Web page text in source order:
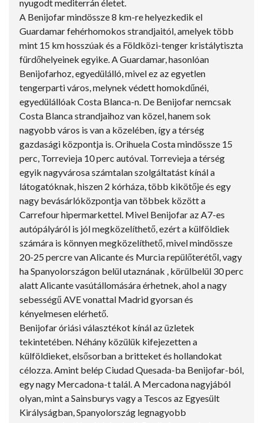
nyugodt mediterrán életet.
A Benijofar mindössze 8 km-re helyezkedik el
Guardamar fehérhomokos strandjaitól, amelyek több
mint 15 km hosszúak és a Földközi-tenger kristálytiszta
fürdőhelyeinek egyike. A Guardamar, hasonlóan
Benijofarhoz, egyedülálló, mivel ez az egyetlen
tengerparti város, melynek védett homokdűnéi,
egyedülállóak Costa Blanca-n. De Benijofar nemcsak
Costa Blanca strandjaihoz van közel, hanem sok
nagyobb város is van a közelében, így a térség
gazdasági központja is. Orihuela Costa mindössze 15
perc, Torrevieja 10 perc autóval. Torrevieja a térség
egyik nagyvárosa számtalan szolgáltatást kínál a
látogatóknak, hiszen 2 kórháza, több kikötője és egy
nagy bevásárlóközpontja van többek között a
Carrefour hipermarkettel. Mivel Benijofar az A7-es
autópályáról is jól megközelíthető, ezért a külföldiek
számára is könnyen megközelíthető, mivel mindössze
20-25 percre van Alicante és Murcia repülőterétől, vagy
ha Spanyolországon belül utaznának , körülbelül 30 perc
alatt Alicante vasútállomására érhetnek, ahol a nagy
sebességű AVE vonattal Madrid gyorsan és
kényelmesen elérhető.
Benijofar óriási választékot kínál az üzletek
tekintetében. Néhány közülük kifejezetten a
külföldieket, elsősorban a britteket és hollandokat
célozza. Amint belép Ciudad Quesada-ba Benijofar-ból,
egy nagy Mercadona-t talál. A Mercadona nagyjából
olyan, mint a Sainsburys vagy a Tescos az Egyesült
Királyságban, Spanyolország legnagyobb